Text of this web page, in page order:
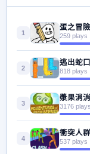
1
蛋之冒險
259 plays
2
逃出蛇口
818 plays
3
漿果消
3176 plays
4
衝突人
537 plays